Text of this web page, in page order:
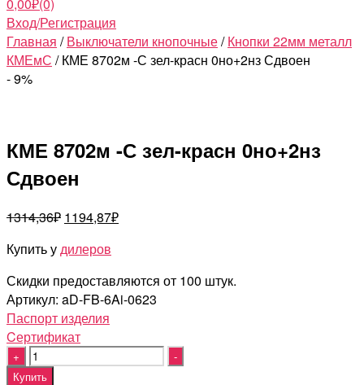
Вход/Регистрация
Главная /Выключатели кнопочные/Кнопки 22мм металл
КМЕмС / КМЕ 8702м -С зел-красн 0но+2нз Сдвоен
- 9%
КМЕ 8702м -С зел-красн 0но+2нз
Сдвоен
1314,36₽ Первоначальная
составляла
1194,87₽Текущая
Купить удилеров
Скидки предоставляются от 100 штук.
Артикул: aD-FB-6Ai-0623
Паспорт изделия
Cертификат
Quantity
Купить